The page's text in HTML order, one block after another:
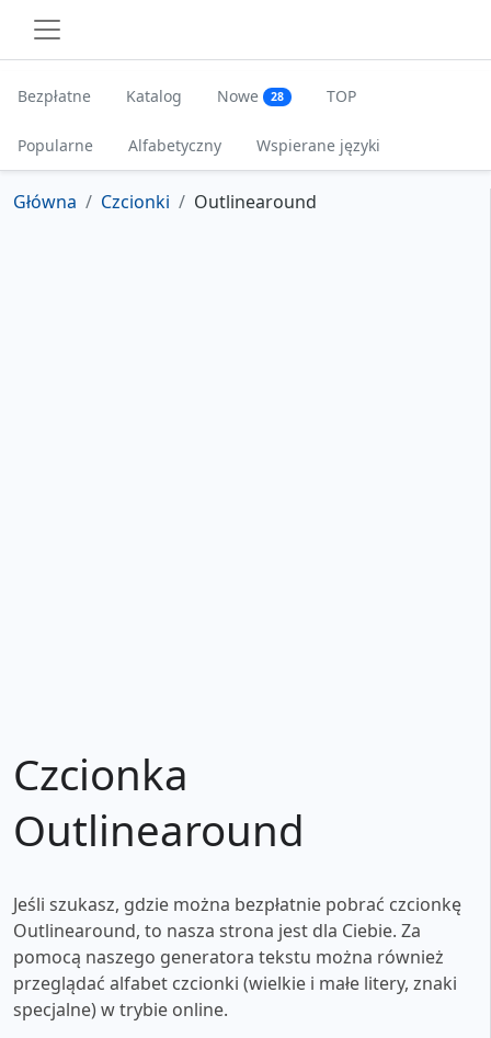
Bezpłatne Katalog Nowe 28 TOP
Popularne Alfabetyczny Wspierane języki
Główna Czcionki Outlinearound
Czcionka
Outlinearound
Jeśli szukasz, gdzie można bezpłatnie pobrać czcionkę
Outlinearound, to nasza strona jest dla Ciebie. Za
pomocą naszego generatora tekstu można również
przeglądać alfabet czcionki (wielkie i małe litery, znaki
specjalne) w trybie online.